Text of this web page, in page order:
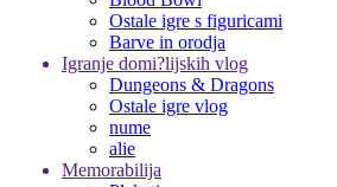
Ostale igre s figuricami
Barve in orodja
Igranje domi?lijskih vlog
Dungeons & Dragons
Ostale igre vlog
nume
alie
Memorabilija